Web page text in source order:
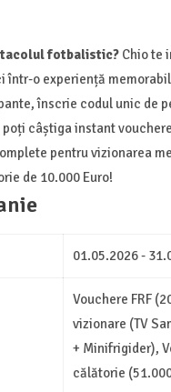
fotbalistic? Chio te
într-o experiență
înscrie codul unic de
câștiga instant
pentru vizionarea
de 10.000 Euro!
01.05.2026 -
Vouchere FRF
vizionare (TV
+ Minifrigider),
călătorie